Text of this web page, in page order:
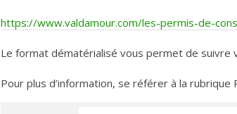
https://www.valdamour.com/les-permis-de-
Le format dématérialisé vous permet de suivre
Pour plus d’information, se référer à la